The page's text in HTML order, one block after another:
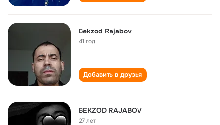
Bekzod Rajabov
41 год
Добавить в друзья
BEKZOD RAJABOV
27 лет